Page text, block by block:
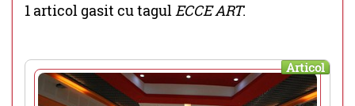
1 articol gasit cu tagulECCE ART.
Articol